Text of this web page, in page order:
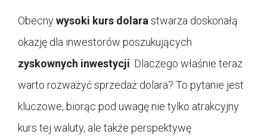
Obecnywysoki kurs dolara stwarza doskonałą
okazję dla inwestorów poszukujących
zyskownych inwestycji . Dlaczego właśnie teraz
warto rozważyć sprzedaż dolara? To pytanie jest
kluczowe, biorąc pod uwagę nie tylko atrakcyjny
kurs tej waluty, ale także perspektywę